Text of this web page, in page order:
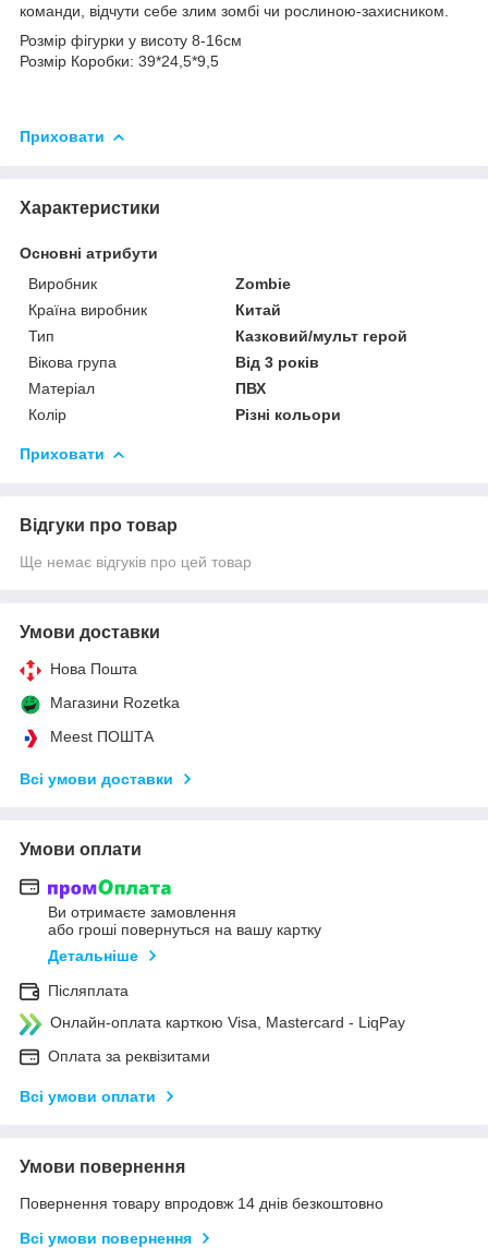
команди, відчути себе злим зомбі чи рослиною-захисником.
Розмір фігурки у висоту 8-16см
Розмір Коробки: 39*24,5*9,5
Приховати
Характеристики
Основні атрибути
Виробник
Zombie
Країна виробник
Китай
Тип
Казковий/мульт герой
Вікова група
Від 3 років
Матеріал
ПВХ
Колір
Різні кольори
Приховати
Відгуки про товар
Ще немає відгуків про цей товар
Умови доставки
Нова Пошта
Магазини Rozetka
Meest ПОШТА
Всі умови доставки
Умови оплати
Ви отримаєте замовлення
або гроші повернуться на вашу картку
Детальніше
Післяплата
Онлайн-оплата карткою Visa, Mastercard - LiqPay
Оплата за реквізитами
Всі умови оплати
Умови повернення
Повернення товару впродовж 14 днів безкоштовно
Всі умови повернення